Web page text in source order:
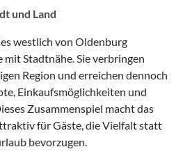
und Land
westlich von Oldenburg
Stadtnähe. Sie verbringen
Region und erreichen dennoch
Einkaufsmöglichkeiten und
Zusammenspiel macht das
für Gäste, die Vielfalt statt
bevorzugen.